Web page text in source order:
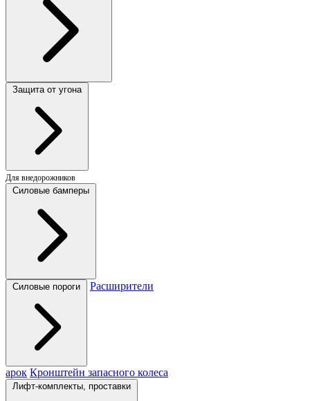
Защита от угона
Для внедорожников
Силовые бамперы
Силовые пороги Расширители
арок Кронштейн запасного колеса
Лифт-комплекты, проставки